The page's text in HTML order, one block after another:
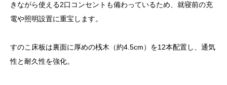
きながら使える2口コンセントも備わっているため、就寝前の充
電や照明設置に重宝します。
すのこ床板は裏面に厚めの桟木（約4.5cm）を12本配置し、通気
性と耐久性を強化。